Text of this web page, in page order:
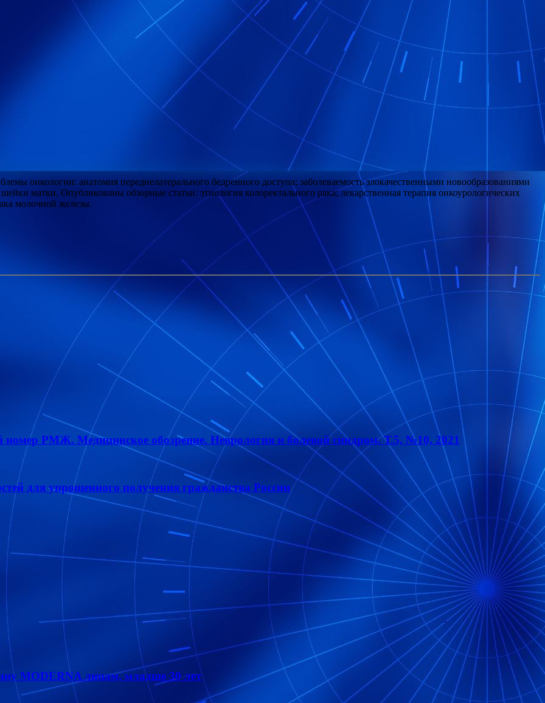
онкологии: анатомия переднелатерального бедренного доступа; заболеваемость злокачественными новообразованиями
шейки матки. Опубликованы обзорные статьи: этиология колоректального рака; лекарственная терапия онкоурологических
молочной железы.
РМЖ. Медицинское обозрение. Неврология и болевой синдром. Т.5, №10, 2021
для упрощенного получения гражданства России
MODERNA лицам, младше 30 лет